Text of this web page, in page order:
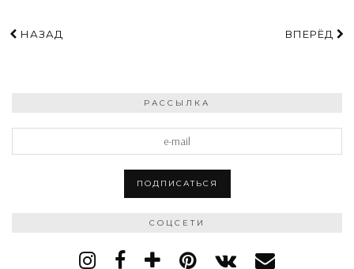
НАЗАД ВПЕРЁД
РАССЫЛКА
СОЦСЕТИ